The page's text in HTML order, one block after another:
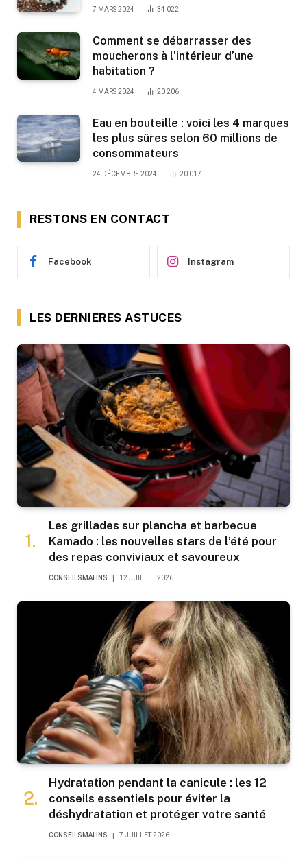
7 MARS 2024 34 022
Comment se débarrasser des
moucherons à l’intérieur d’une
habitation ?
4 MARS 2024 20 206
Eau en bouteille : voici les 4 marques
les plus sûres selon 60 millions de
consommateurs
24 DÉCEMBRE 2024 20 017
RESTONS EN CONTACT
Facebook Instagram
LES DERNIERES ASTUCES
Les grillades sur plancha et barbecue
Kamado : les nouvelles stars de l’été pour
des repas conviviaux et savoureux
CONSEILSMALINS 12 JUILLET 2026
Hydratation pendant la canicule : les 12
conseils essentiels pour éviter la
déshydratation et protéger votre santé
CONSEILSMALINS 7 JUILLET 2026